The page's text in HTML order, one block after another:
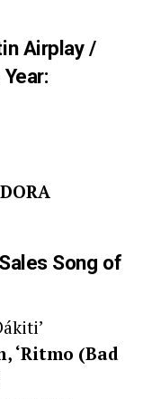
Airplay /
Song of
‘Ritmo (Bad